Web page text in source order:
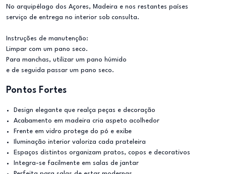
No arquipélago dos Açores, Madeira e nos restantes países
serviço de entrega no interior sob consulta.
Instruções de manutenção:
Limpar com um pano seco.
Para manchas, utilizar um pano húmido
e de seguida passar um pano seco.
Pontos Fortes
Design elegante que realça peças e decoração
Acabamento em madeira cria aspeto acolhedor
Frente em vidro protege do pó e exibe
Iluminação interior valoriza cada prateleira
Espaços distintos organizam pratos, copos e decorativos
Integra-se facilmente em salas de jantar